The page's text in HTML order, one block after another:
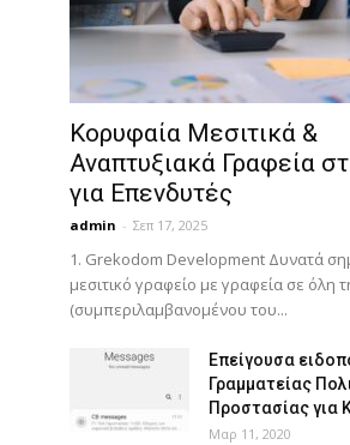
Κορυφαία Μεσιτικά &
Αναπτυξιακά Γραφεία
για Επενδυτές
admin - Σεπ 17, 2025
1. Grekodom Development Δυνατά
μεσιτικό γραφείο με γραφεία σε όλη
(συμπεριλαμβανομένου του...
Επείγουσα
Γραμματείας
Προστασίας για
Μαρ 11, 2020